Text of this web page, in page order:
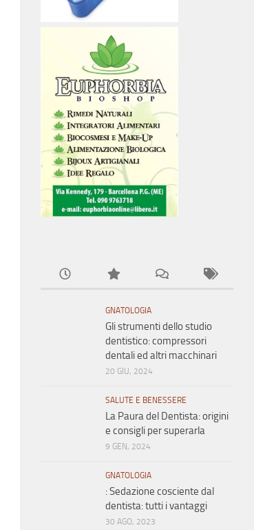
GNATOLOGIA
Gli strumenti dello studio
dentistico: compressori
dentali ed altri macchinari
20 GIU, 2024
SALUTE E BENESSERE
La Paura del Dentista: origini
e consigli per superarla
9 GEN, 2024
GNATOLOGIA
: Sedazione cosciente dal
dentista: tutti i vantaggi
30 AGO, 2023